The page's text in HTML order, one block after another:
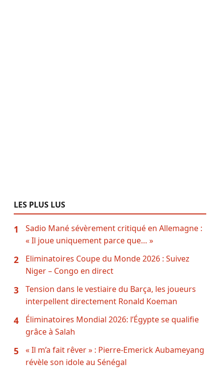
LES PLUS LUS
1
Sadio Mané sévèrement critiqué en Allemagne :
« Il joue uniquement parce que… »
2
Eliminatoires Coupe du Monde 2026 : Suivez
Niger – Congo en direct
3
Tension dans le vestiaire du Barça, les joueurs
interpellent directement Ronald Koeman
4
Éliminatoires Mondial 2026: l’Égypte se qualifie
grâce à Salah
5
« Il m’a fait rêver » : Pierre-Emerick Aubameyang
révèle son idole au Sénégal